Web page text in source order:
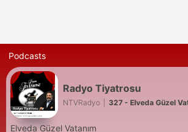
Podcasts
Radyo Tiyatrosu
NTVRadyo 327 - Elveda Güzel
Elveda Güzel Vatanım